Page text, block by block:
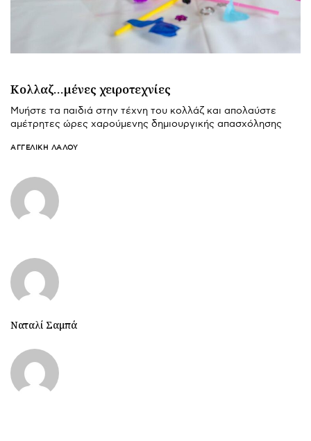
Κολλαζ…μένες χειροτεχνίες
Μυήστε τα παιδιά στην τέχνη του κολλάζ και απολαύστε
αμέτρητες ώρες χαρούμενης δημιουργικής απασχόλησης
ΑΓΓΕΛΙΚΉ ΛΆΛΟΥ
Ναταλί Σαμπά